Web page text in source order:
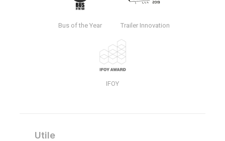
Bus of the Year Trailer Innovation
IFOY
Utile